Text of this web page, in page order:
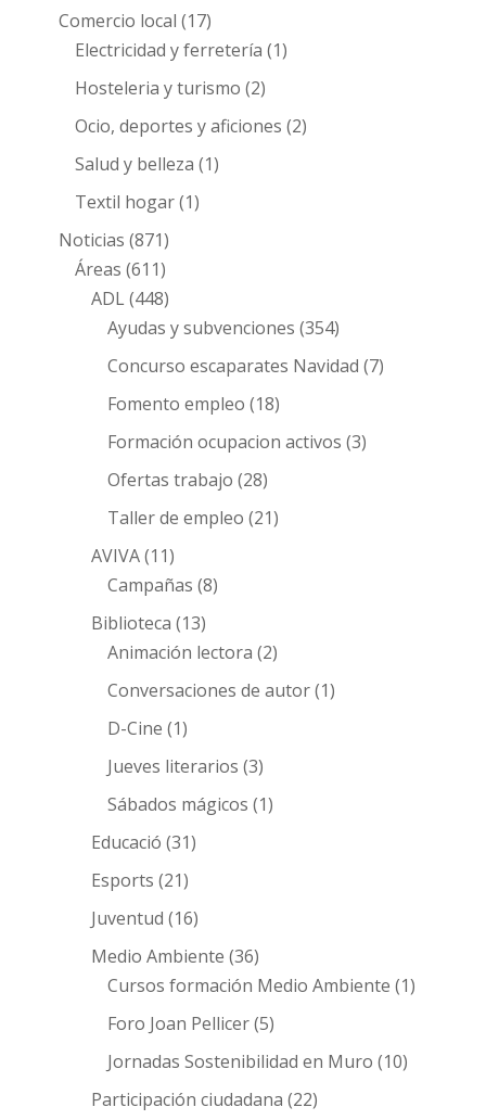
Comercio local (17)
Electricidad y ferretería (1)
Hosteleria y turismo (2)
Ocio, deportes y aficiones (2)
Salud y belleza (1)
Textil hogar(1)
Noticias (871)
Áreas (611)
ADL(448)
Ayudas y subvenciones (354)
Concurso escaparates Navidad (7)
Fomento empleo (18)
Formación ocupacion activos (3)
Ofertas trabajo (28)
Taller de empleo (21)
AVIVA(11)
Campañas (8)
Biblioteca (13)
Animación lectora (2)
Conversaciones de autor(1)
D-Cine (1)
Jueves literarios (3)
Sábados mágicos (1)
Educació (31)
Esports (21)
Juventud (16)
Medio Ambiente (36)
Cursos formación Medio Ambiente (1)
Foro Joan Pellicer(5)
Jornadas Sostenibilidad en Muro (10)
Participación ciudadana (22)